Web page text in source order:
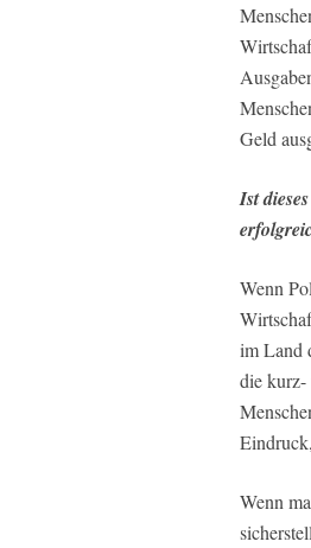
Geld
Ist
Wenn
im Land
die kurz-
Wenn